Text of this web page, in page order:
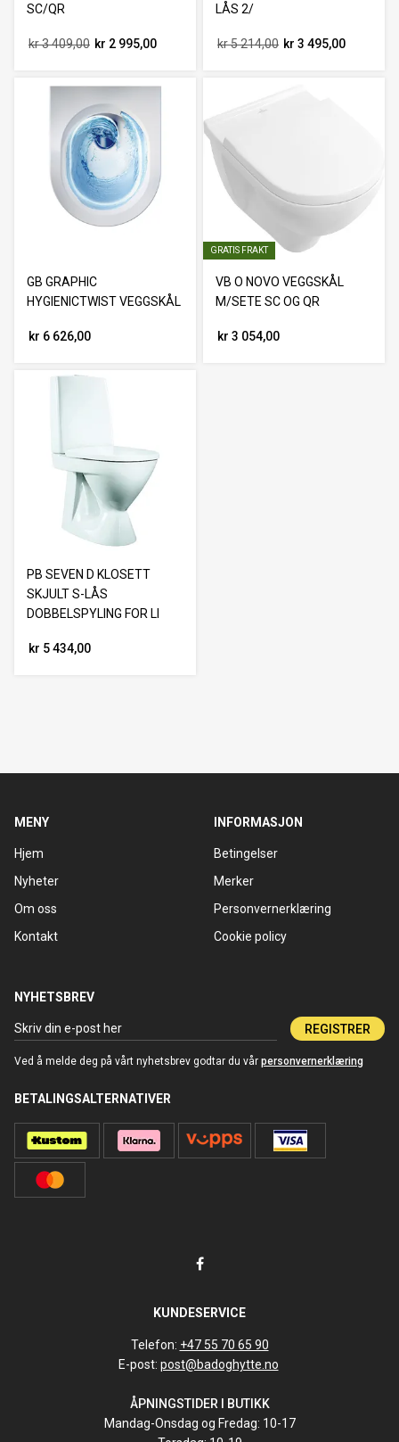
SC/QR
kr 3 409,00 kr 2 995,00
LÅS 2/
kr 5 214,00 kr 3 495,00
GB GRAPHIC
HYGIENICTWIST VEGGSKÅL
kr 6 626,00
GRATIS FRAKT
VB O NOVO VEGGSKÅL
M/SETE SC OG QR
kr 3 054,00
PB SEVEN D KLOSETT
SKJULT S-LÅS
DOBBELSPYLING FOR LI
kr 5 434,00
MENY
Hjem
Nyheter
Om oss
Kontakt
INFORMASJON
Betingelser
Merker
Personvernerklæring
Cookie policy
NYHETSBREV
REGISTRER
Ved å melde deg på vårt nyhetsbrev godtar du vår personvernerklæring
BETALINGSALTERNATIVER
KUNDESERVICE
Telefon: +47 55 70 65 90
E-post: post@badoghytte.no
ÅPNINGSTIDER I BUTIKK
Mandag-Onsdag og Fredag: 10-17